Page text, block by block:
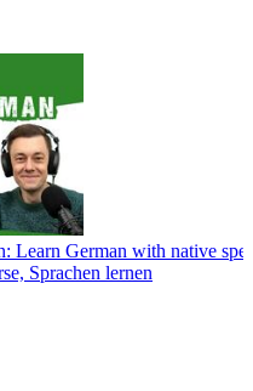
Learn German with native
Sprachen lernen